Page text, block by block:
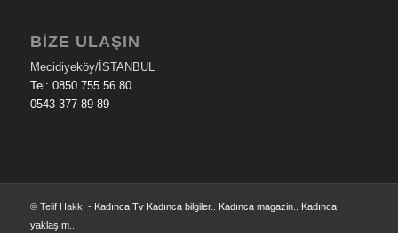
BİZE ULAŞIN
Mecidiyeköy/İSTANBUL
Tel: 0850 755 56 80
0543 377 89 89
© Telif Hakkı - Kadınca Tv Kadınca bilgiler.. Kadınca magazin.. Kadınca
yaklaşım..